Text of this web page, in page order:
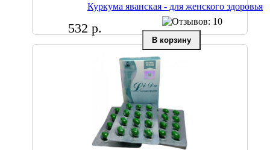
Куркума яванская - для женского здоровья
532 р.